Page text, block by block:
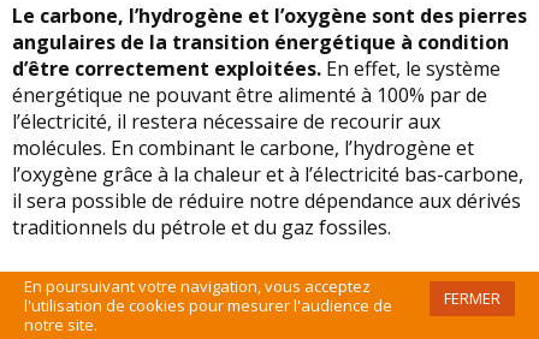
En poursuivant votre navigation, vous acceptez
l'utilisation de cookies pour mesurer l'audience de
notre site.
FERMER
Le carbone, l’hydrogène et l’oxygène sont des pierres
angulaires de la transition énergétique à condition
d’être correctement exploitées. En effet, le système
énergétique ne pouvant être alimenté à 100% par de
l’électricité, il restera nécessaire de recourir aux
molécules. En combinant le carbone, l’hydrogène et
l’oxygène grâce à la chaleur et à l’électricité bas-carbone,
il sera possible de réduire notre dépendance aux dérivés
traditionnels du pétrole et du gaz fossiles.
Dans le secteur des transports, l’hydrogène pourrait
être une solution pour alimenter les poids lourds et les
avions moyen-courrier. Les carburants durables pour